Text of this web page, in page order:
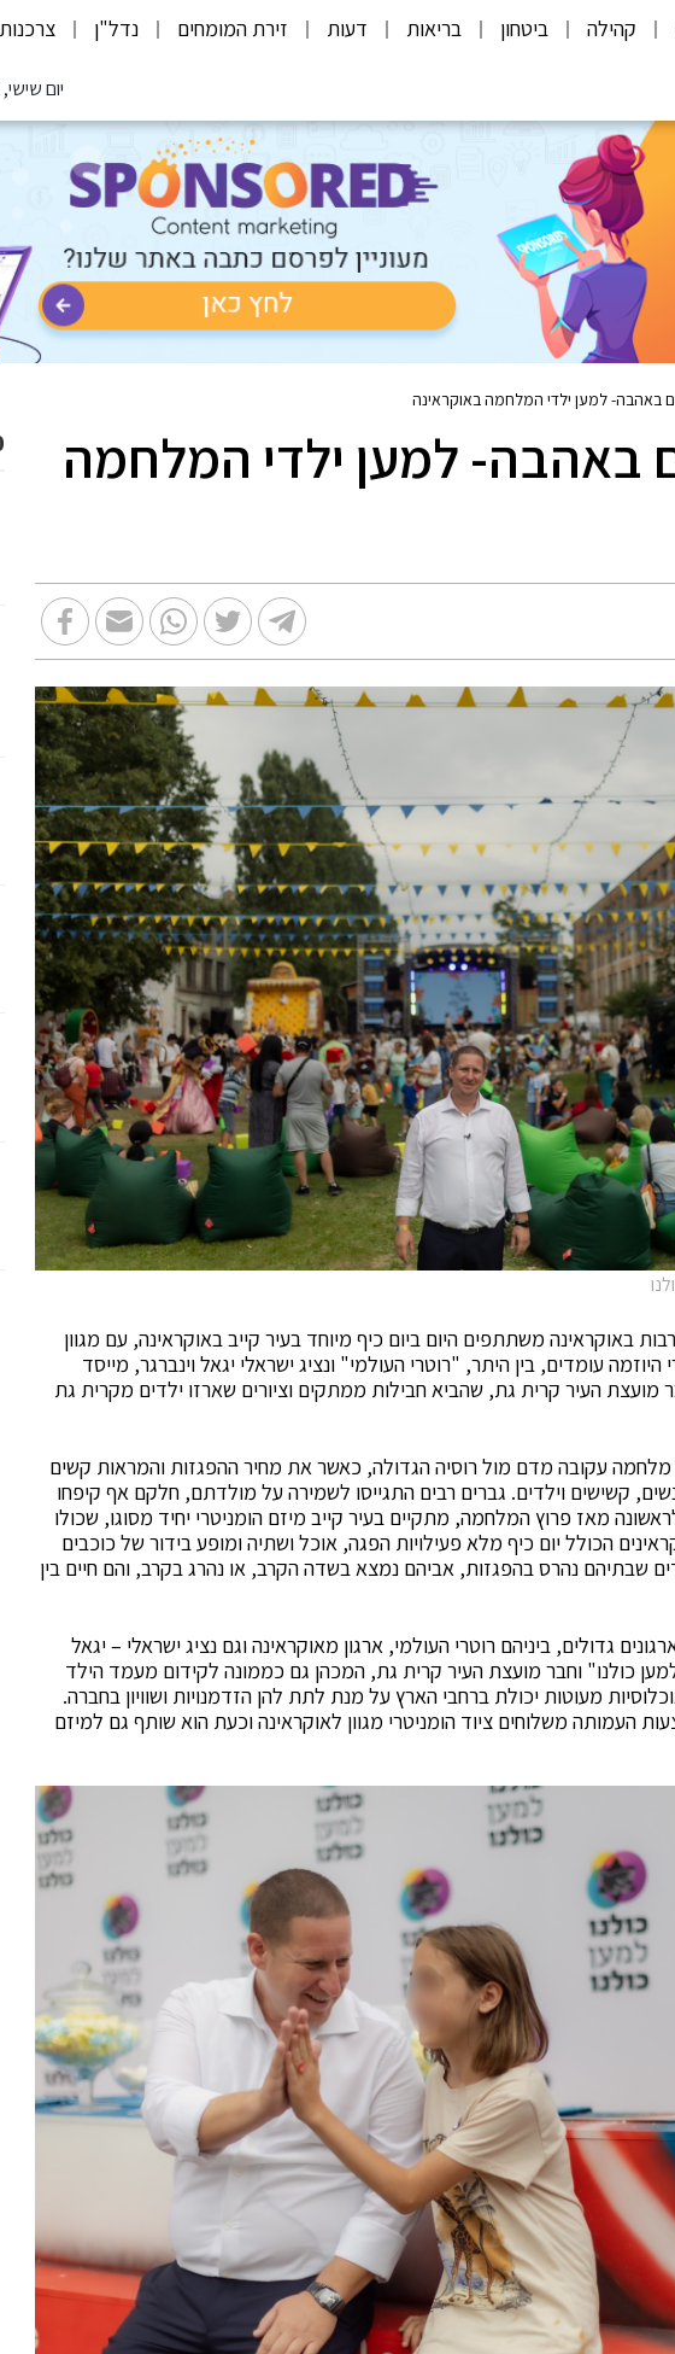
קהילה ביטחון בריאות דעות זירת המומחים נדל"ן צרכנות
יום שישי, 07.08.2026
באהבה- למען ילדי המלחמה באוקראינה
באהבה- למען ילדי המלחמה
באוקראינה משתתפים היום ביום כיף מיוחד בעיר קייב באוקראינה, עם מגוון
היוזמה עומדים, בין היתר, "רוטרי העולמי" ונציג ישראלי יגאל וינברגר, מייסד
מועצת העיר קרית גת, שהביא חבילות ממתקים וציורים שארזו ילדים מקרית גת
עקובה מדם מול רוסיה הגדולה, כאשר את מחיר ההפגזות והמראות קשים
קשישים וילדים. גברים רבים התגייסו לשמירה על מולדתם, חלקם אף קיפחו
מאז פרוץ המלחמה, מתקיים בעיר קייב מיזם הומניטרי יחיד מסוגו, שכולו
הכולל יום כיף מלא פעילויות הפגה, אוכל ושתיה ומופע בידור של כוכבים
שבתיהם נהרס בהפגזות, אביהם נמצא בשדה הקרב, או נהרג בקרב, והם חיים בין
גדולים, ביניהם רוטרי העולמי, ארגון מאוקראינה וגם נציג ישראלי – יגאל
כולנו" וחבר מועצת העיר קרית גת, המכהן גם כממונה לקידום מעמד הילד
מלווה כבר 17 שנה אוכלוסיות מעוטות יכולת ברחבי הארץ על מנת לתת להן הזדמנויות ושוויון בחברה.
העמותה משלוחים ציוד הומניטרי מגוון לאוקראינה וכעת הוא שותף גם למיזם